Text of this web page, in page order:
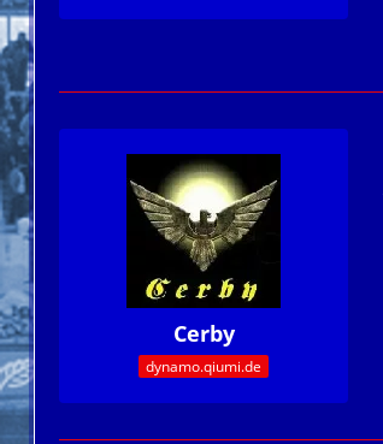
Cerby
dynamo.qiumi.de